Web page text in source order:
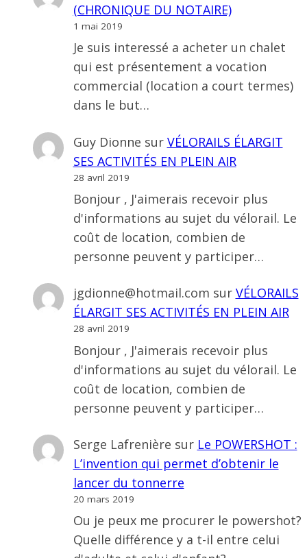
(CHRONIQUE DU NOTAIRE)
1 mai 2019
Je suis interessé a acheter un chalet
qui est présentement a vocation
commercial (location a court termes)
dans le but…
Guy Dionne sur VÉLORAILS ÉLARGIT
SES ACTIVITÉS EN PLEIN AIR
28 avril 2019
Bonjour , J'aimerais recevoir plus
d'informations au sujet du vélorail. Le
coût de location, combien de
personne peuvent y participer…
jgdionne@hotmail.com sur VÉLORAILS
ÉLARGIT SES ACTIVITÉS EN PLEIN AIR
28 avril 2019
Bonjour , J'aimerais recevoir plus
d'informations au sujet du vélorail. Le
coût de location, combien de
personne peuvent y participer…
Serge Lafrenière sur Le POWERSHOT :
L’invention qui permet d’obtenir le
lancer du tonnerre
20 mars 2019
Ou je peux me procurer le powershot?
Quelle différence y a t-il entre celui